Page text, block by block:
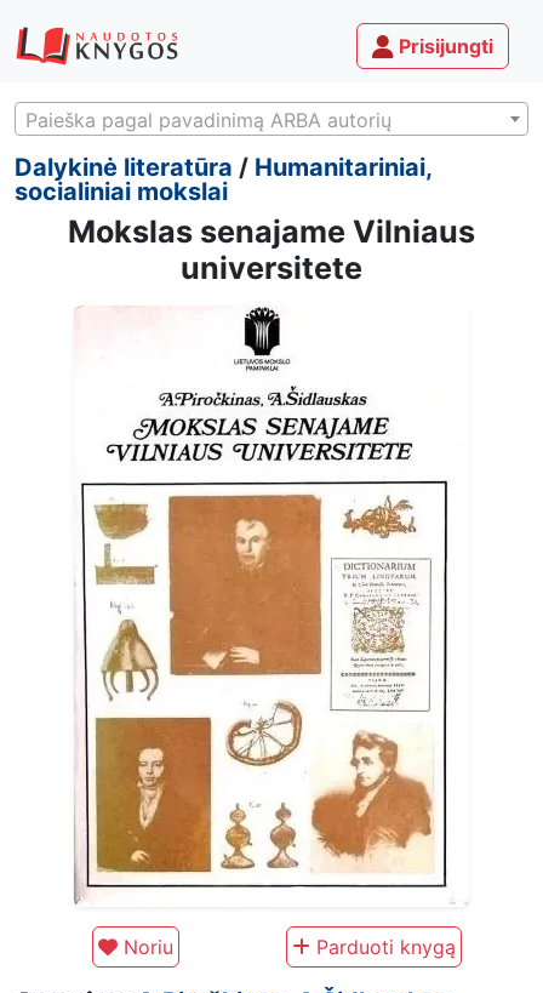
Prisijungti
Paieška pagal pavadinimą ARBA autorių
Dalykinė literatūra / Humanitariniai,
socialiniai mokslai
Mokslas senajame Vilniaus
universitete
Noriu Parduoti knygą